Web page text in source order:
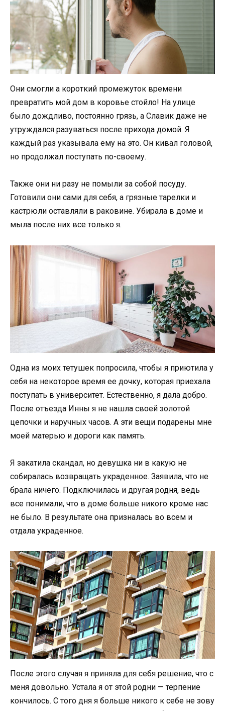
Они смогли а короткий промежуток времени
превратить мой дом в коровье стойло! На улице
было дождливо, постоянно грязь, а Славик даже не
утруждался разуваться после прихода домой. Я
каждый раз указывала ему на это. Он кивал головой,
но продолжал поступать по-своему.
Также они ни разу не помыли за собой посуду.
Готовили они сами для себя, а грязные тарелки и
кастрюли оставляли в раковине. Убирала в доме и
мыла после них все только я.
Одна из моих тетушек попросила, чтобы я приютила у
себя на некоторое время ее дочку, которая приехала
поступать в университет. Естественно, я дала добро.
После отъезда Инны я не нашла своей золотой
цепочки и наручных часов. А эти вещи подарены мне
моей матерью и дороги как память.
Я закатила скандал, но девушка ни в какую не
собиралась возвращать украденное. Заявила, что не
брала ничего. Подключилась и другая родня, ведь
все понимали, что в доме больше никого кроме нас
не было. В результате она призналась во всем и
отдала украденное.
После этого случая я приняла для себя решение, что с
меня довольно. Устала я от этой родни — терпение
кончилось. С того дня я больше никого к себе не зову